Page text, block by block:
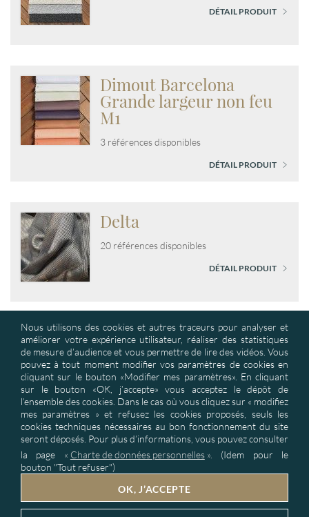
DÉTAIL PRODUIT
Dimout Barcelona
Grande largeur non feu
M1
3 références disponibles
DÉTAIL PRODUIT
Delta
20 références disponibles
DÉTAIL PRODUIT
ASD : Textile d’Ameublement et Produits de Décoration : solutions
industrielles pour baisser vos coûts matières de façon importante &
développer vos collections exclusives. Tissus techniques, de tissus non
feu M1
TISSUS PAR MÉTIER
Nous utilisons des cookies et autres traceurs pour analyser et
améliorer votre expérience utilisateur, réaliser des statistiques
de mesure d’audience et vous permettre de lire des vidéos. Vous
pouvez à tout moment modifier vos paramètres de cookies en
cliquant sur le bouton «Modifier mes paramètres». En cliquant
sur le bouton «OK, j’accepte» vous acceptez le dépôt de
l’ensemble des cookies. Dans le cas où vous cliquez sur « modifiez
mes paramètres » et refusez les cookies proposés, seuls les
cookies techniques nécessaires au bon fonctionnement du site
seront déposés. Pour plus d’informations, vous pouvez consulter
la page « Charte de données personnelles».
(Idem pour le
bouton "Tout refuser")
OK, J’ACCEPTE